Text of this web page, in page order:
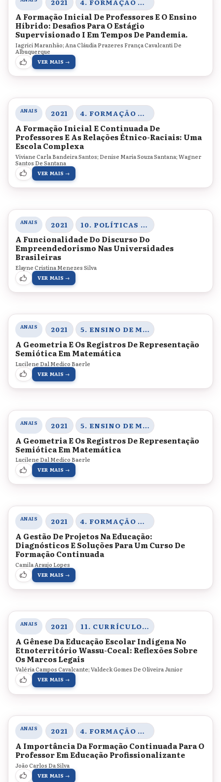
A Formação Inicial De Professores E O Ensino
Híbrido: Desafios Para O Estágio
Supervisionado I Em Tempos De Pandemia.
Iagrici Maranhão; Ana Cláudia Prazeres França Cavalcanti De
Albuquerque
VER MAIS →
ANAIS 2021 4. FORMAÇÃO DE PROFESSORES, MEMÓRIAS E HISTÓRIA DA EDUCAÇÃO
A Formação Inicial E Continuada De
Professores E As Relações Étnico-Raciais: Uma
Escola Complexa
Viviane Carla Bandeira Santos; Denise Maria Souza Santana; Wagner
Santos De Santana
VER MAIS →
ANAIS 2021 10. POLÍTICAS DE EDUCAÇÃO SUPERIOR
A Funcionalidade Do Discurso Do
Empreendedorismo Nas Universidades
Brasileiras
Elayne Cristina Menezes Silva
VER MAIS →
ANAIS 2021 5. ENSINO DE MATEMÁTICA E CIÊNCIAS DA NATUREZA
A Geometria E Os Registros De Representação
Semiótica Em Matemática
Lucilene Dal Medico Baerle
VER MAIS →
ANAIS 2021 5. ENSINO DE MATEMÁTICA E CIÊNCIAS DA NATUREZA
A Geometria E Os Registros De Representação
Semiótica Em Matemática
Lucilene Dal Medico Baerle
VER MAIS →
ANAIS 2021 4. FORMAÇÃO DE PROFESSORES, MEMÓRIAS E HISTÓRIA DA EDUCAÇÃO
A Gestão De Projetos Na Educação:
Diagnósticos E Soluções Para Um Curso De
Formação Continuada
Camila Araujo Lopes
VER MAIS →
ANAIS 2021 11. CURRÍCULO, GESTÃO E ORGANIZAÇÃO DO TRABALHO PEDAGÓGICO
A Gênese Da Educação Escolar Indígena No
Etnoterritório Wassu-Cocal: Reflexões Sobre
Os Marcos Legais
Valéria Campos Cavalcante; Valdeck Gomes De Oliveira Junior
VER MAIS →
ANAIS 2021 4. FORMAÇÃO DE PROFESSORES, MEMÓRIAS E HISTÓRIA DA EDUCAÇÃO
A Importância Da Formação Continuada Para O
Professor Em Educação Profissionalizante
João Carlos Da Silva
VER MAIS →